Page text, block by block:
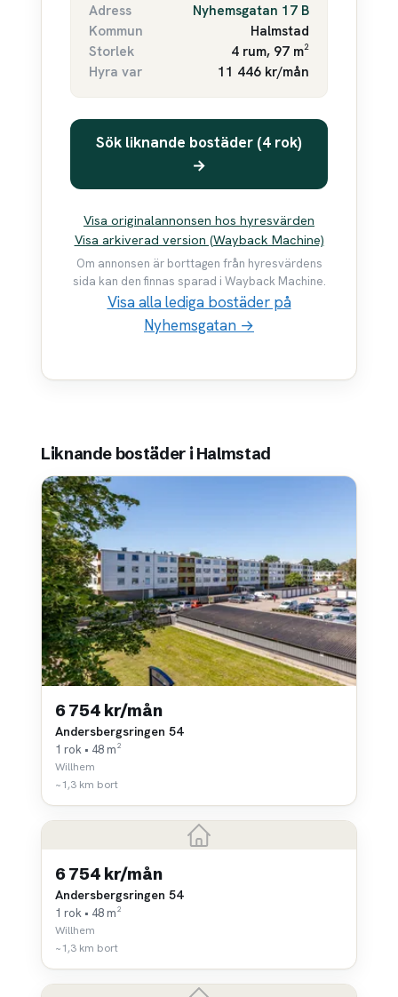
Adress
Nyhemsgatan 17 B
Kommun
Halmstad
Storlek
4 rum, 97 m²
Hyra var
11 446 kr/mån
Sök liknande bostäder (4 rok)
→
Visa originalannonsen hos hyresvärden
Visa arkiverad version (Wayback Machine)
Om annonsen är borttagen från hyresvärdens
sida kan den finnas sparad i Wayback Machine.
Visa alla lediga bostäder på
Nyhemsgatan →
Liknande bostäder i Halmstad
6 754 kr/mån
Andersbergsringen 54
1 rok • 48 m²
Willhem
~1,3 km bort
6 754 kr/mån
Andersbergsringen 54
1 rok • 48 m²
Willhem
~1,3 km bort